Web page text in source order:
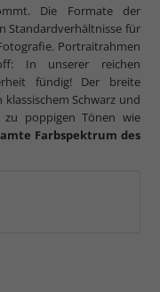
Die Formate der
Standardverhältnisse für
Portraitrahmen
In unserer reichen
fündig! Der breite
Schwarz und
zu poppigen Tönen wie
Farbspektrum des